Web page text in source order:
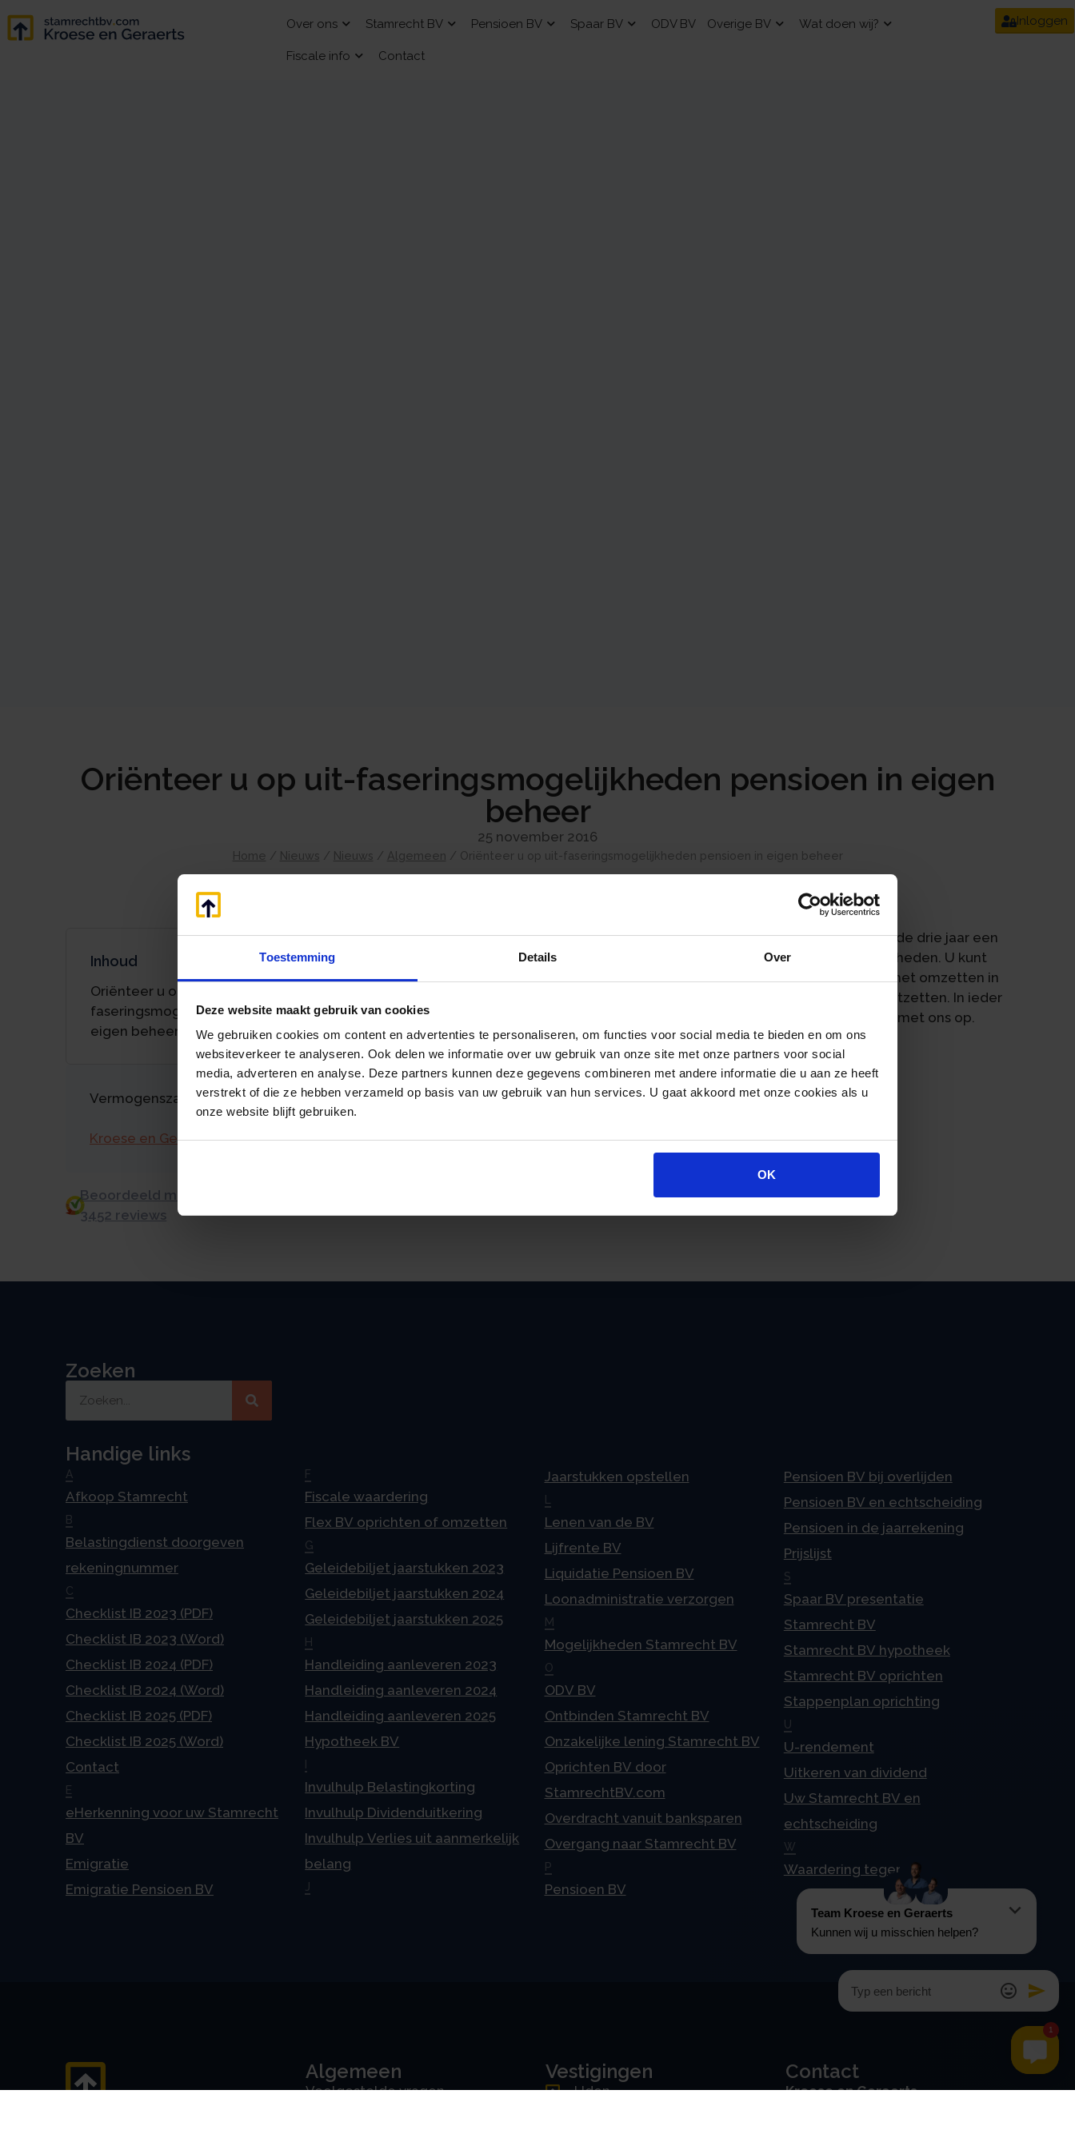
Toestemming Details Over
Deze website maakt gebruik van cookies
We gebruiken cookies om content en advertenties te personaliseren, om functies voor social media te bieden en om ons
websiteverkeer te analyseren. Ook delen we informatie over uw gebruik van onze site met onze partners voor social
media, adverteren en analyse. Deze partners kunnen deze gegevens combineren met andere informatie die u aan ze heeft
verstrekt of die ze hebben verzameld op basis van uw gebruik van hun services. U gaat akkoord met onze cookies als u
onze website blijft gebruiken.
OK
Over ons Stamrecht BV Pensioen BV Spaar BV ODV BV Overige BV Wat doen wij?
Fiscale info Contact
Inloggen
Oriënteer u op uit-faseringsmogelijkheden pensioen in eigen
beheer
25 november 2016
Home / Nieuws / Nieuws / Algemeen / Oriënteer u op uit-faseringsmogelijkheden pensioen in eigen beheer
Inhoud
Oriënteer u op uit-
faseringsmogelijkheden pensioen in
eigen beheer
Vermogenszaken goed regelen?
Kroese en Geraerts
Beoordeeld met een 9.0 uit 10 op basis van
3452 reviews
Heeft u pensioen in eigen beheer opgebouwd? Dan moet u in de komende drie jaar een
keuze maken over de afwikkeling hiervan. Daarvoor krijgt u drie mogelijkheden. U kunt
het pensioen in eigen beheer afkopen met een belastingkorting, u kunt het omzetten in
de nieuwe oudedagsverplichting en ten slotte kunt u het premievrij voortzetten. In ieder
geval dient u een weloverwogen keuze te maken. Neem gerust contact met ons op.
Zoeken
Handige links
A
Afkoop Stamrecht
B
Belastingdienst doorgeven
rekeningnummer
C
Checklist IB 2023 (PDF)
Checklist IB 2023 (Word)
Checklist IB 2024 (PDF)
Checklist IB 2024 (Word)
Checklist IB 2025 (PDF)
Checklist IB 2025 (Word)
Contact
E
eHerkenning voor uw Stamrecht
BV
Emigratie
Emigratie Pensioen BV
F
Fiscale waardering
Flex BV oprichten of omzetten
G
Geleidebiljet jaarstukken 2023
Geleidebiljet jaarstukken 2024
Geleidebiljet jaarstukken 2025
H
Handleiding aanleveren 2023
Handleiding aanleveren 2024
Handleiding aanleveren 2025
Hypotheek BV
Invulhulp Belastingkorting
Invulhulp Dividenduitkering
Invulhulp Verlies uit aanmerkelijk
belang
J
Jaarstukken opstellen
L
Lenen van de BV
Lijfrente BV
Liquidatie Pensioen BV
Loonadministratie verzorgen
M
Mogelijkheden Stamrecht BV
O
ODV BV
Ontbinden Stamrecht BV
Onzakelijke lening Stamrecht BV
Oprichten BV door
StamrechtBV.com
Overdracht vanuit banksparen
Overgang naar Stamrecht BV
P
Pensioen BV
Pensioen BV bij overlijden
Pensioen BV en echtscheiding
Pensioen in de jaarrekening
Prijslijst
S
Spaar BV presentatie
Stamrecht BV
Stamrecht BV hypotheek
Stamrecht BV oprichten
Stappenplan oprichting
U
U-rendement
Uitkeren van dividend
Uw Stamrecht BV en
echtscheiding
W
Waardering tegen 4%
Algemeen
Veelgestelde vragen
Vestigingen
Uden
Contact
Kroese en Geraerts